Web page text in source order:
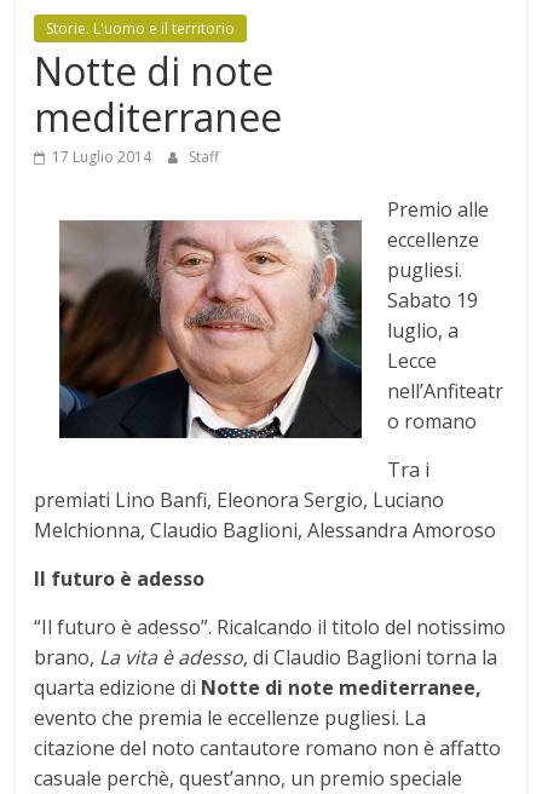
Mensile
arte,
cultura,
Storie. L'uomo e il territorio
Notte di note
mediterranee
17 Luglio 2014 Staff
Premio alle
eccellenze
pugliesi.
Sabato 19
luglio, a
Lecce
nell’Anfiteatr
o romano
Tra i
premiati Lino Banfi, Eleonora Sergio, Luciano
Melchionna, Claudio Baglioni, Alessandra Amoroso
Il futuro è adesso
“Il futuro è adesso”. Ricalcando il titolo del notissimo
brano, La vita è adesso, di Claudio Baglioni torna la
quarta edizione di Notte di note mediterranee,
evento che premia le eccellenze pugliesi. La
citazione del noto cantautore romano non è affatto
casuale perchè, quest’anno, un premio speciale